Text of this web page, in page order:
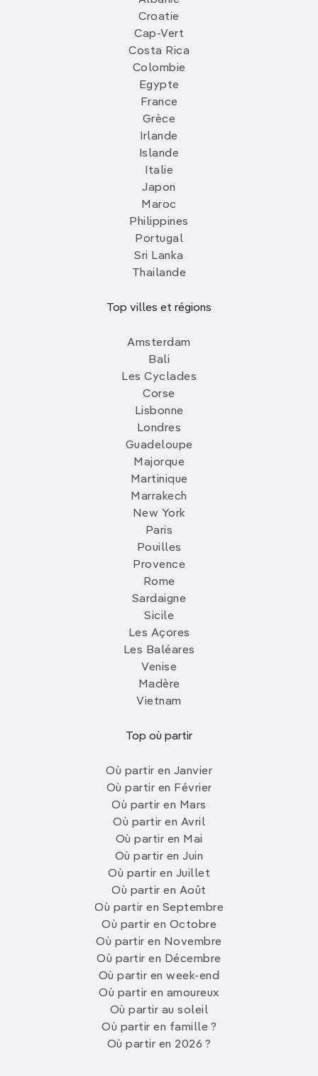
Croatie
Cap-Vert
Costa Rica
Colombie
Egypte
France
Grèce
Irlande
Islande
Italie
Japon
Maroc
Philippines
Portugal
Sri Lanka
Thailande
Top villes et régions
Amsterdam
Bali
Les Cyclades
Corse
Lisbonne
Londres
Guadeloupe
Majorque
Martinique
Marrakech
New York
Paris
Pouilles
Provence
Rome
Sardaigne
Sicile
Les Açores
Les Baléares
Venise
Madère
Vietnam
Top où partir
Où partir en Janvier
Où partir en Février
Où partir en Mars
Où partir en Avril
Où partir en Mai
Où partir en Juin
Où partir en Juillet
Où partir en Août
Où partir en Septembre
Où partir en Octobre
Où partir en Novembre
Où partir en Décembre
Où partir en week-end
Où partir en amoureux
Où partir au soleil
Où partir en famille ?
Où partir en 2026 ?